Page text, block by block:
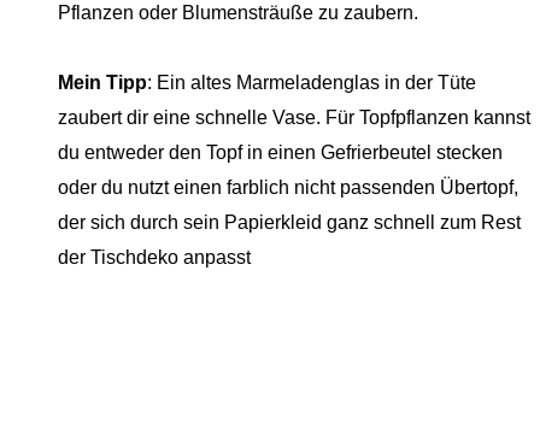
Pflanzen oder Blumensträuße zu zaubern.
Mein Tipp: Ein altes Marmeladenglas in der Tüte
zaubert dir eine schnelle Vase. Für Topfpflanzen kannst
du entweder den Topf in einen Gefrierbeutel stecken
oder du nutzt einen farblich nicht passenden Übertopf,
der sich durch sein Papierkleid ganz schnell zum Rest
der Tischdeko anpasst